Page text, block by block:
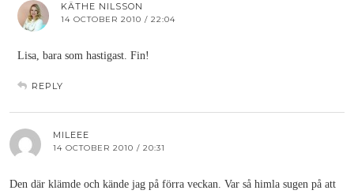
KÄTHE NILSSON
14 OCTOBER 2010 / 22:04
Lisa, bara som hastigast. Fin!
REPLY
MILEEE
14 OCTOBER 2010 / 20:31
Den där klämde och kände jag på förra veckan. Var så himla sugen på att